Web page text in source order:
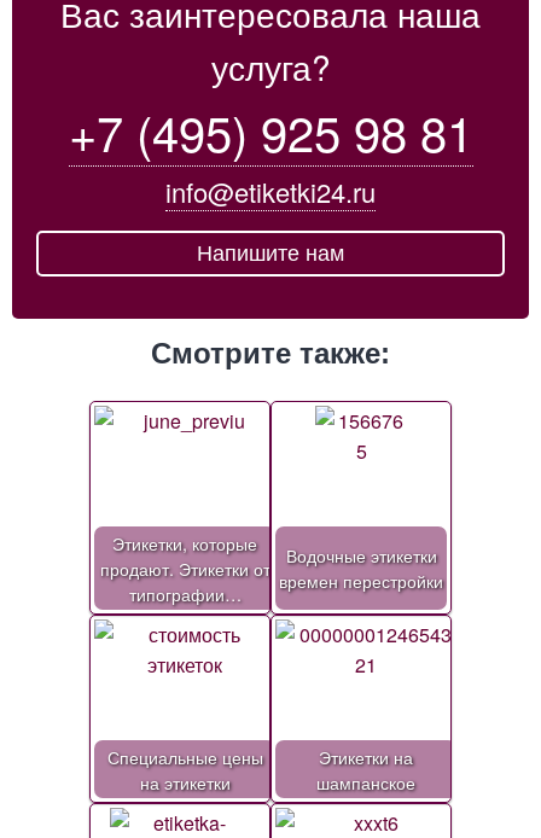
Вас заинтересовала наша
услуга?
+7 (495) 925 98 81
info@etiketki24.ru
Напишите нам
Смотрите также:
Этикетки, которые
продают. Этикетки от
типографии…
Водочные этикетки
времен перестройки
Специальные цены
на этикетки
Этикетки на
шампанское